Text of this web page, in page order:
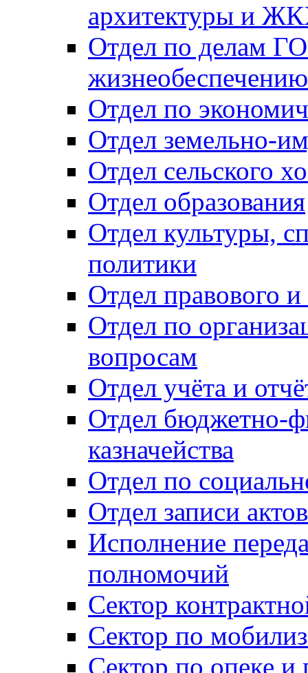
архитектуры и
Отдел по делам
Отдел по
Отдел земельно-
Отдел сельского
Отдел образования
Отдел культуры,
политики
Отдел правового
Отдел по
вопросам
Отдел учёта и
Отдел бюджетно-
казначейства
Отдел по
Отдел записи
Исполнение
полномочий
Сектор
Сектор по
Сектор по опеке и